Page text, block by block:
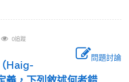
0追蹤
問題討論
Haig-